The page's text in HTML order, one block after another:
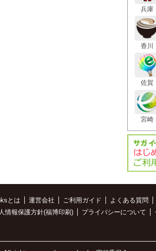
兵庫
香川
佐賀
宮崎
とは 運営会社 ご利用ガイド よくある質問
情報保護方針(福博印刷) プライバシーについて